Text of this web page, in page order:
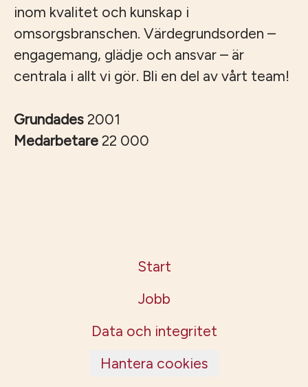
inom kvalitet och kunskap i
omsorgsbranschen. Värdegrundsorden –
engagemang, glädje och ansvar – är
centrala i allt vi gör. Bli en del av vårt team!
Grundades 2001
Medarbetare 22 000
Start
Jobb
Data och integritet
Hantera cookies